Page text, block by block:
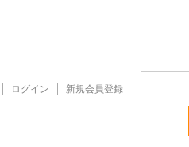
ログイン 新規会員登録